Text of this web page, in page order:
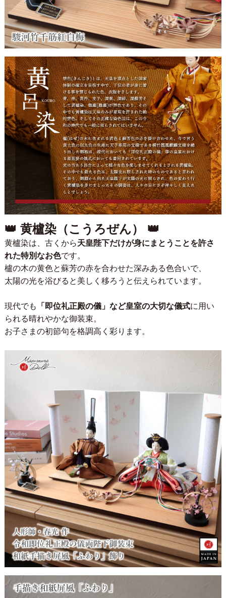
👑 黄櫨染（こうろぜん） 👑
黄櫨染は、古くから天皇陛下だけが身にまとうことを許さ
れた特別なお色です。
櫨の木の黄色と蘇芳の赤を合わせた深みある色合いで、
太陽の光を浴びると美しく移ろうと伝えられています。
現代でも 「即位礼正殿の儀」など皇室の大切な儀式に用い
られる晴れやかな御装束。
お子さまの初節句を格調高く彩ります。